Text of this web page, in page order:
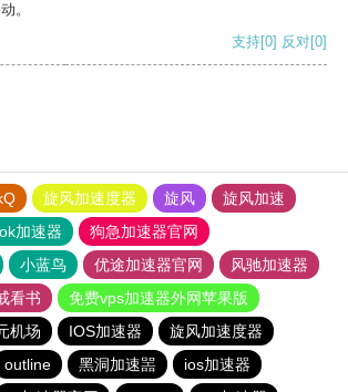
。
支持[0] 反对[0]
旋风加速度器 旋风
旋风加速
加速器
狗急加速器官网
小蓝鸟 优途加速器官网
风驰加速器
看书
免费vps加速器外网苹果版
机场 IOS加速器
旋风加速度器
outline 黑洞加速噐
ios加速器